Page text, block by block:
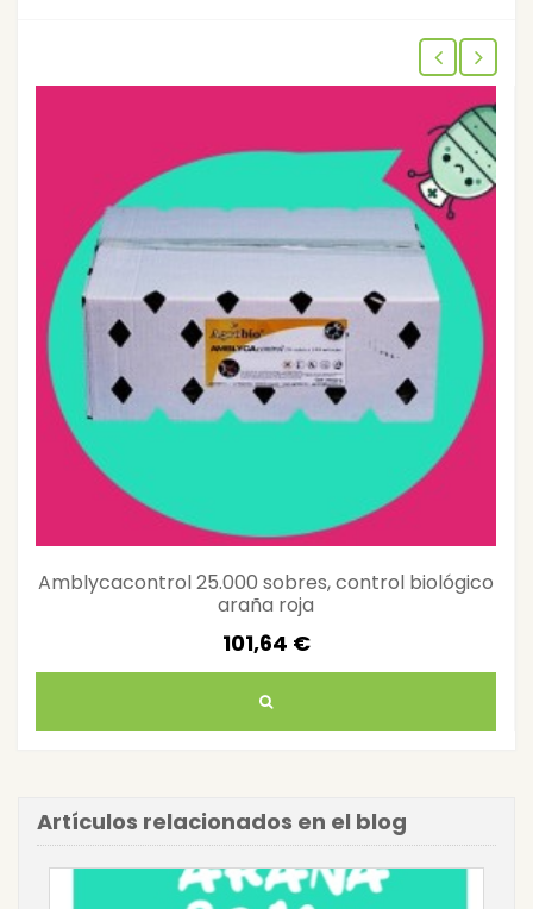
Amblycacontrol 25.000 sobres, control biológico
araña roja
101,64 €
Artículos relacionados en el blog